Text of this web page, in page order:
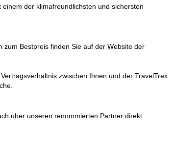
der klimafreundlichsten und sichersten
zum Bestpreis finden Sie auf der Website der
zwischen Ihnen und der TravelTrex
über unseren renommierten Partner direkt